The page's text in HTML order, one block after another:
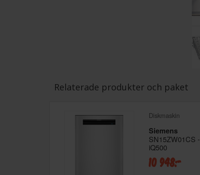
Relaterade produkter och paket
Diskmaskin
Siemens
SN15ZW01CS -
iQ500
10 948:-